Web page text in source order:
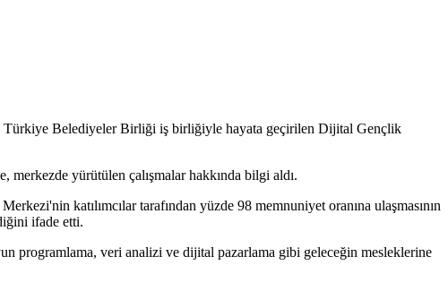
Türkiye Belediyeler Birliği iş birliğiyle hayata geçirilen Dijital Gençlik
yürütülen çalışmalar hakkında bilgi aldı.
katılımcılar tarafından yüzde 98 memnuniyet oranına ulaşmasının
ifade etti.
programlama, veri analizi ve dijital pazarlama gibi geleceğin mesleklerine